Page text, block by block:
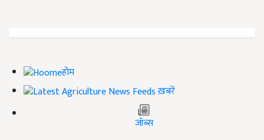
होम
ख़बरें
जॉब्स